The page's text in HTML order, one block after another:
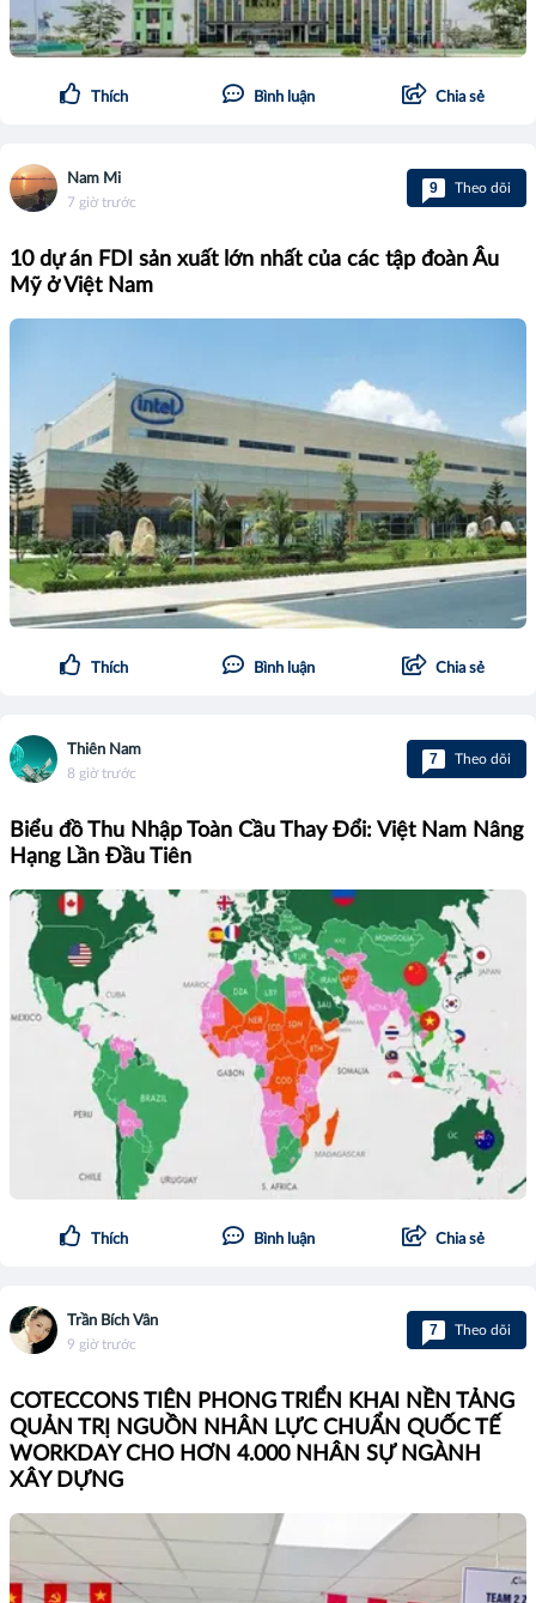
Thích Bình luận Chia sẻ
Nam Mi
7 giờ trước
9 Theo dõi
10 dự án FDI sản xuất lớn nhất của các tập đoàn Âu
Mỹ ở Việt Nam
Thích Bình luận Chia sẻ
Thiên Nam
8 giờ trước
7 Theo dõi
Biểu đồ Thu Nhập Toàn Cầu Thay Đổi: Việt Nam Nâng
Hạng Lần Đầu Tiên
Thích Bình luận Chia sẻ
Trần Bích Vân
9 giờ trước
7 Theo dõi
COTECCONS TIÊN PHONG TRIỂN KHAI NỀN TẢNG
QUẢN TRỊ NGUỒN NHÂN LỰC CHUẨN QUỐC TẾ
WORKDAY CHO HƠN 4.000 NHÂN SỰ NGÀNH
XÂY DỰNG